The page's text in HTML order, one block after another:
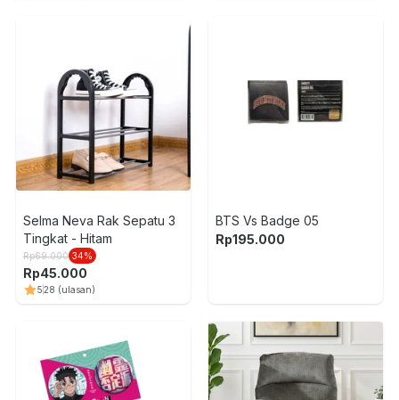
Selma Neva Rak Sepatu 3
Tingkat - Hitam
Rp69.000 34%
Rp45.000
528 (ulasan)
BTS Vs Badge 05
Rp195.000